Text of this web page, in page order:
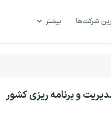
شرکت‌ها بیشتر
و برنامه ریزی کشور